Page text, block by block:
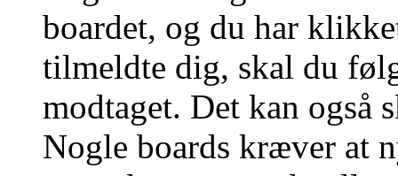
boardet, og du har
tilmeldte dig, skal du
modtaget. Det kan også
Nogle boards kræver at